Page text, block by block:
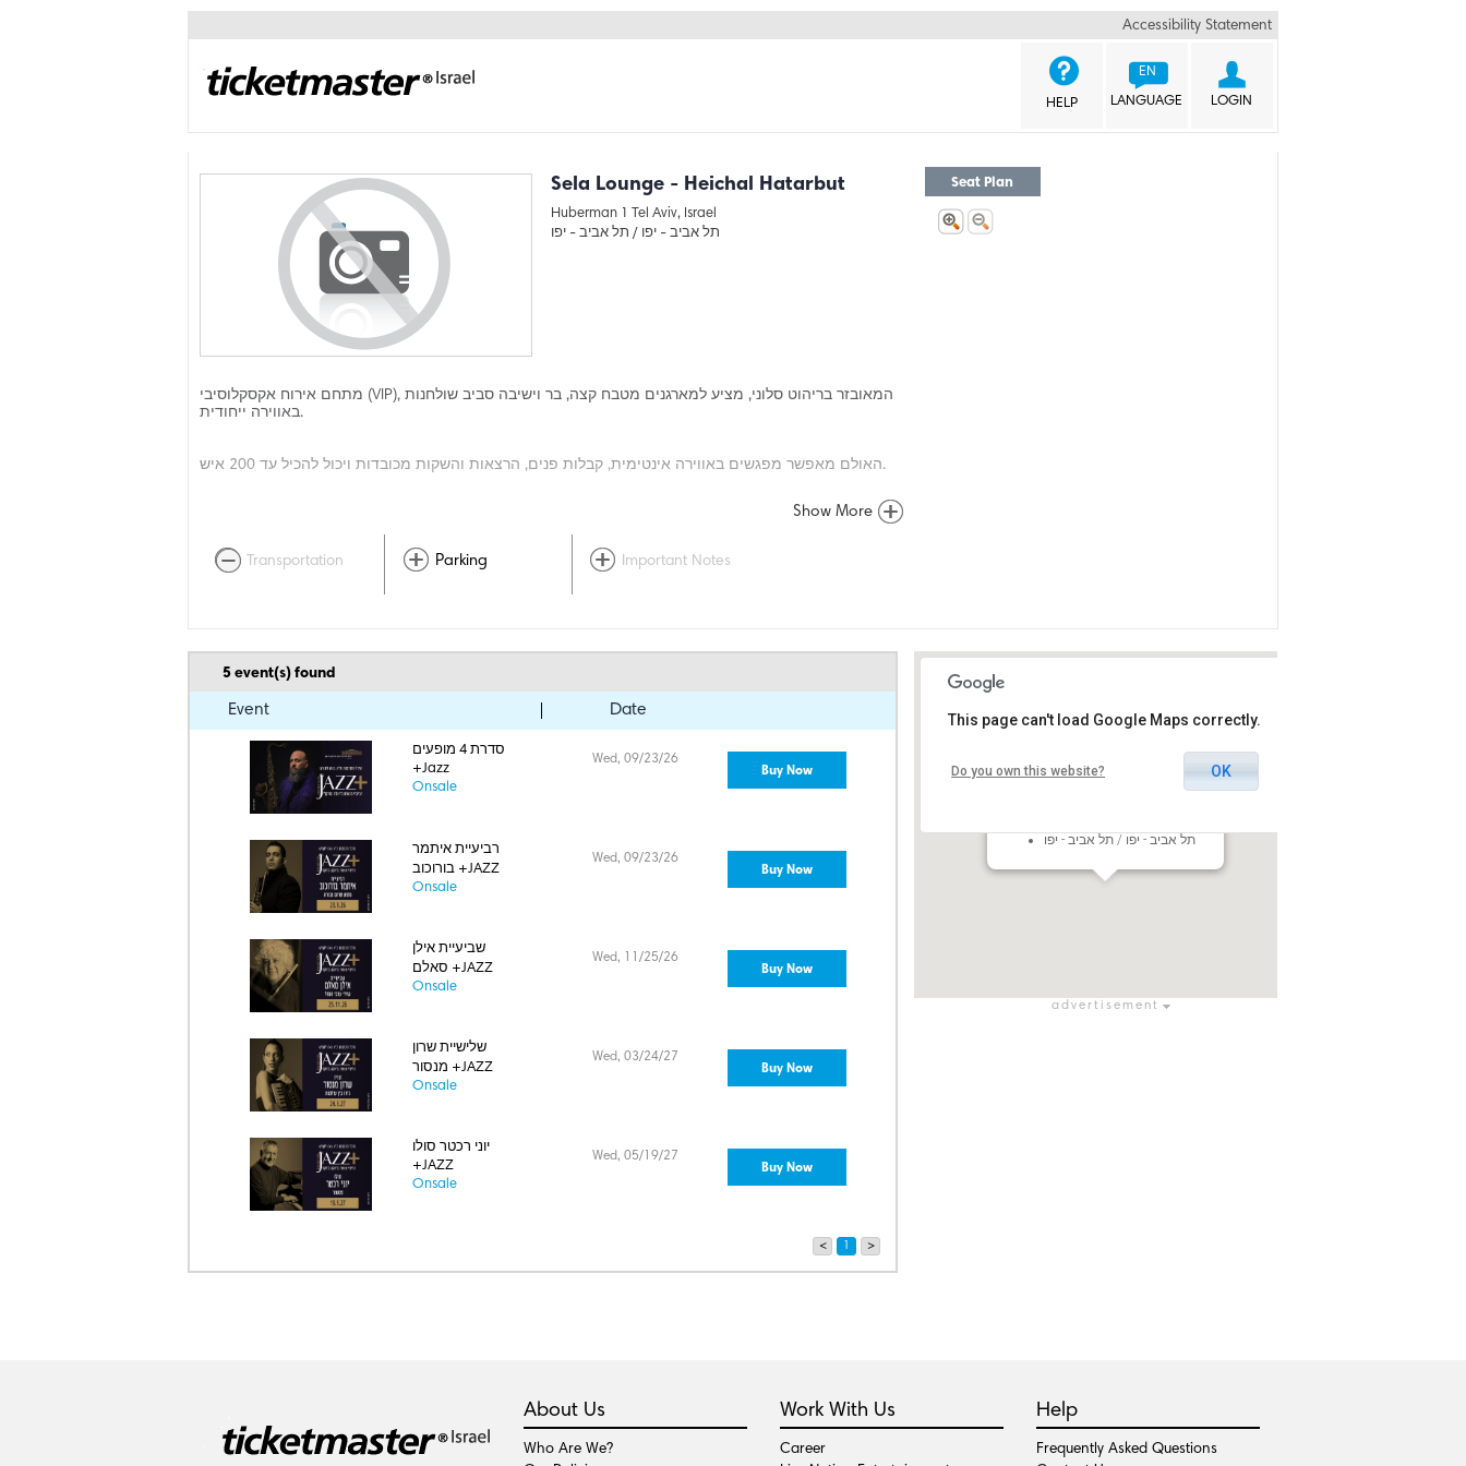
Accessibility Statement

LOGIN

EN
LANGUAGE
HELP
Sela Lounge - Heichal Hatarbut
Huberman 1 Tel Aviv, Israel
תל אביב - יפו / תל אביב - יפו
מתחם אירוח אקסקלוסיבי (VIP), המאובזר בריהוט סלוני, מציע למארגנים מטבח קצה, בר וישיבה סביב שולחנות
באווירה ייחודית.
האולם מאפשר מפגשים באווירה אינטימית, קבלות פנים, הרצאות והשקות מכובדות ויכול להכיל עד 200 איש.
Show More
Transportation Parking Important Notes
Seat Plan
5event(s) found
Event Date
סדרת 4 מופעים
+Jazz
Onsale
Wed, 09/23/26
Buy Now
רביעיית איתמר
בורוכוב +JAZZ
Onsale
Wed, 09/23/26
Buy Now
שביעיית אילן
סאלם +JAZZ
Onsale
Wed, 11/25/26
Buy Now
שלישיית שרון
מנסור +JAZZ
Onsale
Wed, 03/24/27
Buy Now
יוני רכטר סולו
+JAZZ
Onsale
Wed, 05/19/27
Buy Now
< >
Sela Lounge - Heichal Hatarbut
תל אביב - יפו / תל אביב - יפו
This page can't load Google Maps correctly.
Do you own this website? OK
advertisement
About Us
Who Are We?
Work With Us
Career
Help
Frequently Asked Questions